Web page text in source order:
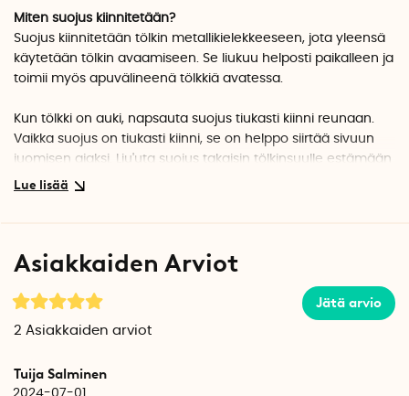
Miten suojus kiinnitetään?
Suojus kiinnitetään tölkin metallikielekkeeseen, jota yleensä
käytetään tölkin avaamiseen. Se liukuu helposti paikalleen ja
toimii myös apuvälineenä tölkkiä avatessa.
Kun tölkki on auki, napsauta suojus tiukasti kiinni reunaan.
Vaikka suojus on tiukasti kiinni, se on helppo siirtää sivuun
juomisen ajaksi. Liu'uta suojus takaisin tölkinsuulle estämään
lian ja hyönteisten sisäänpääsy.
Damzy clip on käsinpestävä.
Damzy clip -suojuksen on tuottanut ranskalainen Akline-
Tuotetiedot
Asiakkaiden Arviot
Jätä arvio
2 Asiakkaiden arviot
Tuija Salminen
2024-07-01